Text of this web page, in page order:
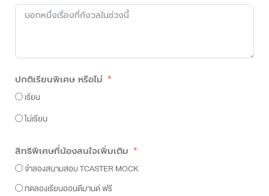
ปกติเรียนพิเศษ หรือไม่
เรียน
ไม่เรียน
สิทธิพิเศษที่น้องสนใจเพิ่มเติม
จำลองสนามสอบ TCASTER MOCK
ทดลองเรียนออนดีมานด์ ฟรี